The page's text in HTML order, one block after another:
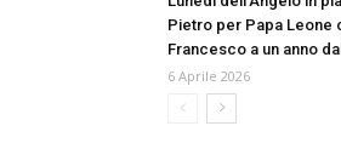
Pietro per Papa Leone
Francesco a un anno
6 Aprile 2026